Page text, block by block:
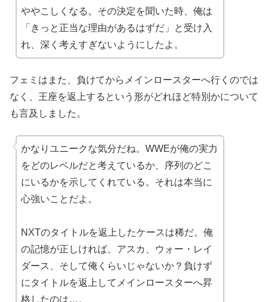
ややこしくなる。その決定を聞いた時、俺は
「きっと正当な理由があるはずだ」と受け入
れ、深く考えすぎないようにしたよ。
フェミはまた、負けてからメインロースターへ行くのでは
なく、王座を返上するという形がどれほど特別かについて
も言及しました。
かなりユニークな気分だね。WWEが俺の実力
をどのレベルだと考えているか、序列のどこ
にいるかを示してくれている。それは本当に
心強いことだよ。
NXTのタイトルを返上したケースは稀だ。俺
の記憶が正しければ、アスカ、ウォー・レイ
ダース、そして俺くらいじゃないか？負けず
にタイトルを返上してメインロースターへ昇
格したのは…。